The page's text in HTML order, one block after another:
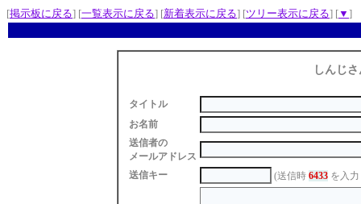
[掲示板に戻る] [一覧表示に戻る] [新着表示に戻る] [ツリー表示に戻る] [▼ ]
しんじ
タイトル
お名前
送信者の
メールアドレス
送信キー
(送信時 6433を入力